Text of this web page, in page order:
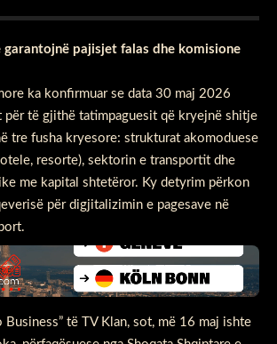
garantojnë pajisjet falas dhe komisione
ka konfirmuar se data 30 maj 2026
për të gjithë tatimpaguesit që kryejnë shitje
tre fusha kryesore: strukturat akomoduese
resorte), sektorin e transportit dhe
me kapital shtetëror. Ky detyrim përkon
për digjitalizimin e pagesave në
Business” të TV Klan, sot, më 16 maj ishte